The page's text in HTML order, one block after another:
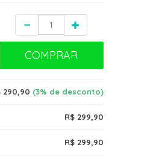
COMPRAR
290,90 (3% de desconto)
R$ 299,90
R$ 299,90